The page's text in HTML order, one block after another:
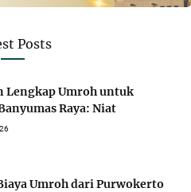
Posts
Lengkap Umroh untuk
Raya: Niat
Umroh dari Purwokerto